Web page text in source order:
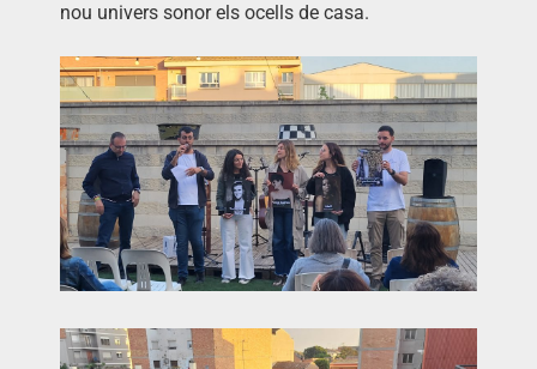
nou univers sonor els ocells de casa.